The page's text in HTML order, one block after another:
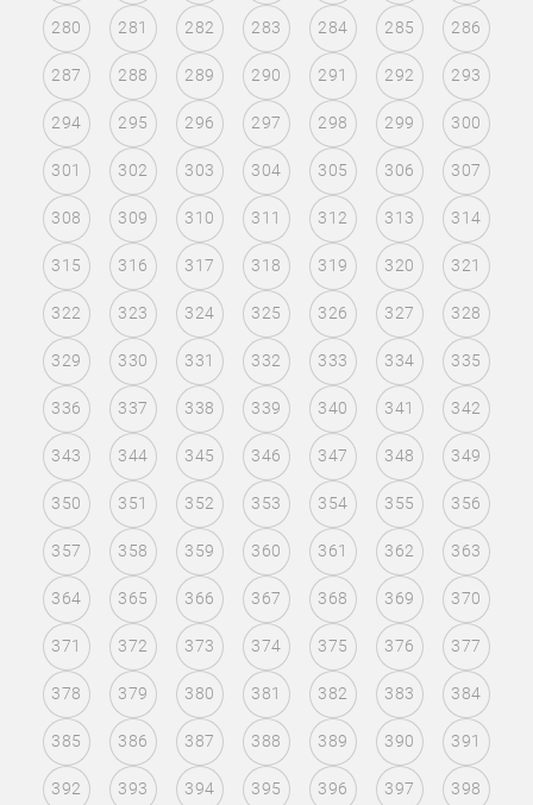
280 281 282 283 284 285 286
287 288 289 290 291 292 293
294 295 296 297 298 299 300
301 302 303 304 305 306 307
308 309 310 311 312 313 314
315 316 317 318 319 320 321
322 323 324 325 326 327 328
329 330 331 332 333 334 335
336 337 338 339 340 341 342
343 344 345 346 347 348 349
350 351 352 353 354 355 356
357 358 359 360 361 362 363
364 365 366 367 368 369 370
371 372 373 374 375 376 377
378 379 380 381 382 383 384
385 386 387 388 389 390 391
392 393 394 395 396 397 398